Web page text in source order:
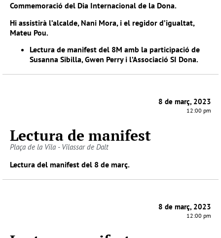
Commemoració del Dia Internacional de la Dona.
Hi assistirà l’alcalde, Nani Mora, i el regidor d’igualtat,
Mateu Pou.
Lectura de manifest del 8M amb la participació de
Susanna Sibilla, Gwen Perry i l’Associació SI Dona.
8 de març, 2023
12:00 pm
Lectura de manifest
Plaça de la Vila - Vilassar de Dalt
Lectura del manifest del 8 de març.
8 de març, 2023
12:00 pm